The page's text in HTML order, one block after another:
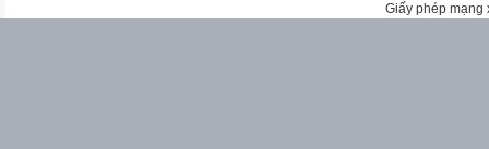
Giấy phép mạng